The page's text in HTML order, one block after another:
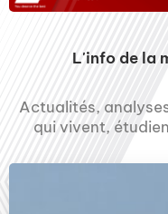
L'info de la
Actualités,
qui vivent,